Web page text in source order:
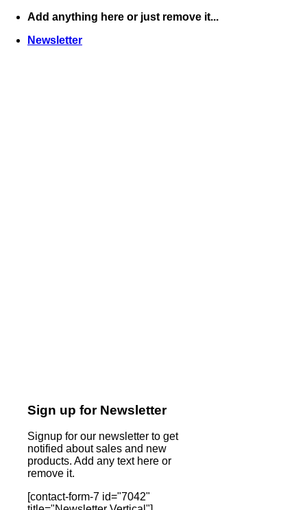
Skip
content
Add anything here or just remove it...
Newsletter
Sign up for Newsletter
Signup for our newsletter to get
notified about sales and new
products. Add any text here or
remove it.
[contact-form-7 id="7042"